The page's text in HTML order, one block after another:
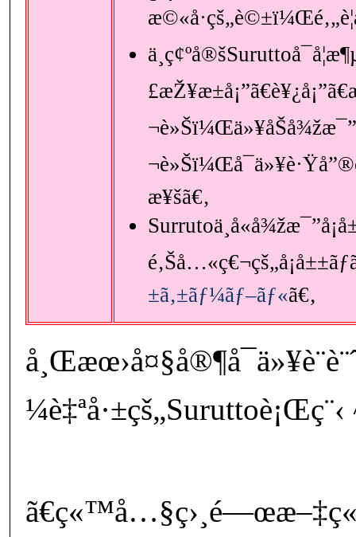
æ¥šã€‚
±ã‚±ãƒ¼ãƒ–ãƒ«ã€‚
ã€ç«™å…§ç›¸é—œæ–‡ç«